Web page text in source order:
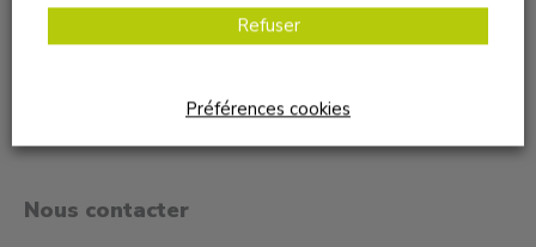
Nous contacter
Refuser
Préférences cookies